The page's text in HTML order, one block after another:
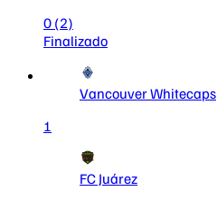
0 (2)
Finalizado
Vancouver Whitecaps
1
FC Juárez